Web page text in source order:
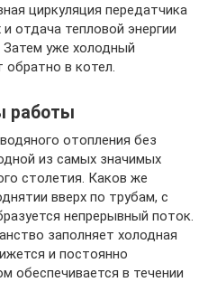
циркуляция передатчика
отдача тепловой энергии
уже холодный
обратно в котел.
работы
отопления без
из самых значимых
столетия. Каков же
вверх по трубам, с
непрерывный поток.
заполняет холодная
и постоянно
обеспечивается в течении